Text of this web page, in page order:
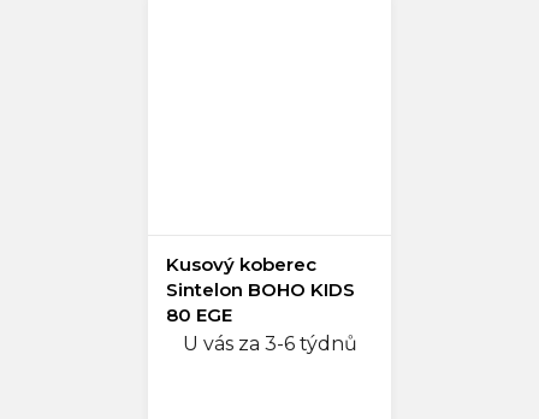
Kusový koberec
Sintelon BOHO KIDS
80 EGE
U vás za 3-6 týdnů